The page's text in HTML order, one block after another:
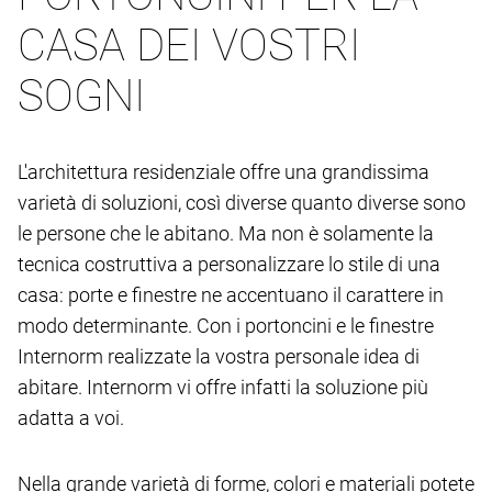
CASA DEI VOSTRI
SOGNI
L'architettura residenziale offre una grandissima
varietà di soluzioni, così diverse quanto diverse sono
le persone che le abitano. Ma non è solamente la
tecnica costruttiva a personalizzare lo stile di una
casa: porte e finestre ne accentuano il carattere in
modo determinante. Con i portoncini e le finestre
Internorm realizzate la vostra personale idea di
abitare. Internorm vi offre infatti la soluzione più
adatta a voi.
Nella grande varietà di forme, colori e materiali potete